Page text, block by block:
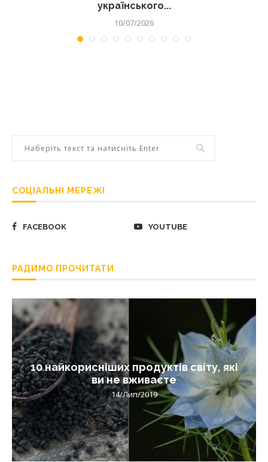
українського...
10/07/2026
СОЦІАЛЬНІ МЕРЕЖІ
FACEBOOK YOUTUBE
РАДИМО ПРОЧИТАТИ
10 найкорисніших продуктів світу, які
ви не вживаєте
14/Лип/2019